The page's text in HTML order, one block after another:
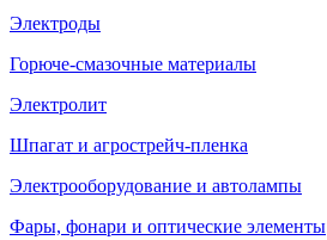
Электроды
Горюче-смазочные материалы
Электролит
Шпагат и агрострейч-пленка
Электрооборудование и автолампы
Фары, фонари и оптические элементы